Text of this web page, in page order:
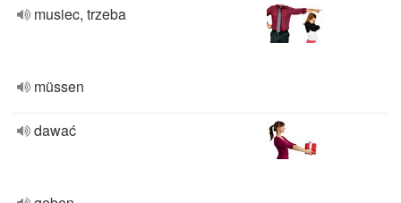
musiec, trzeba
müssen
dawać